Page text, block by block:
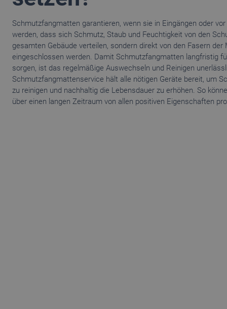
Schmutzfangmatten garantieren, wenn sie in Eingängen oder
werden, dass sich Schmutz, Staub und Feuchtigkeit von den
gesamten Gebäude verteilen, sondern direkt von den Fasern
eingeschlossen werden. Damit Schmutzfangmatten langfristig
sorgen, ist das regelmäßige Auswechseln und Reinigen
Schmutzfangmattenservice hält alle nötigen Geräte bereit, um
zu reinigen und nachhaltig die Lebensdauer zu erhöhen. So
über einen langen Zeitraum von allen positiven Eigenschaften